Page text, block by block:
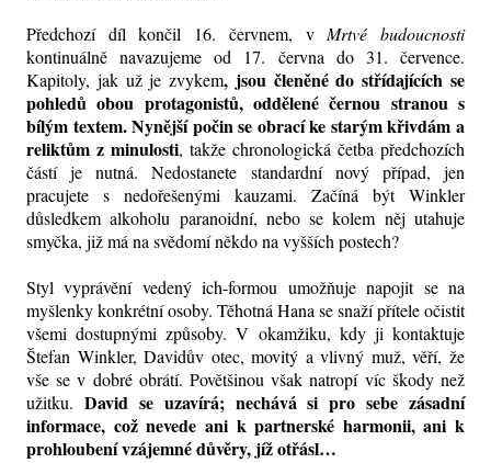
Předchozí díl končil 16. červnem, v Mrtvé budoucnosti
kontinuálně navazujeme od 17. června do 31. července.
Kapitoly, jak už je zvykem, jsou členěné do střídajících se
pohledů obou protagonistů, oddělené černou stranou s
bílým textem. Nynější počin se obrací ke starým křivdám a
reliktům z minulosti, takže chronologická četba předchozích
částí je nutná. Nedostanete standardní nový případ, jen
pracujete s nedořešenými kauzami. Začíná být Winkler
důsledkem alkoholu paranoidní, nebo se kolem něj utahuje
smyčka, již má na svědomí někdo na vyšších postech?
Styl vyprávění vedený ich-formou umožňuje napojit se na
myšlenky konkrétní osoby. Těhotná Hana se snaží přítele očistit
všemi dostupnými způsoby. V okamžiku, kdy ji kontaktuje
Štefan Winkler, Davidův otec, movitý a vlivný muž, věří, že
vše se v dobré obrátí. Povětšinou však natropí víc škody než
užitku. David se uzavírá; nechává si pro sebe zásadní
informace, což nevede ani k partnerské harmonii, ani k
prohloubení vzájemné důvěry, jíž otřásl…